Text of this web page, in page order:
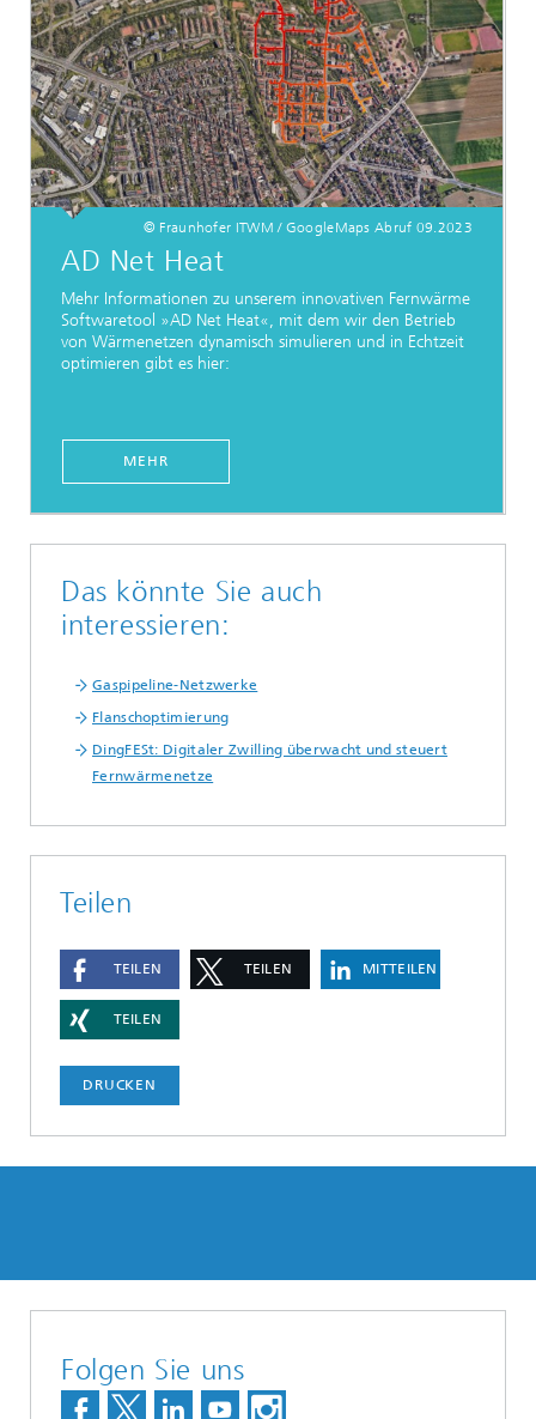
© Fraunhofer ITWM / GoogleMaps Abruf 09.2023
AD Net Heat
Mehr Informationen zu unserem innovativen Fernwärme
Softwaretool »AD Net Heat«, mit dem wir den Betrieb
von Wärmenetzen dynamisch simulieren und in Echtzeit
optimieren gibt es hier:
MEHR
Das könnte Sie auch
interessieren:
Gaspipeline-Netzwerke
Flanschoptimierung
DingFESt: Digitaler Zwilling überwacht und steuert
Fernwärmenetze
Teilen
TEILEN TEILEN MITTEILEN
TEILEN
DRUCKEN
Folgen Sie uns